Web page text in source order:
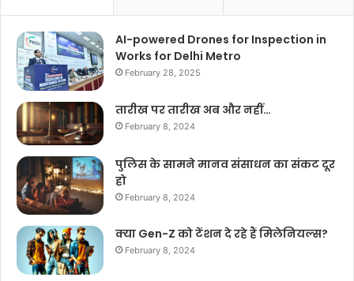
AI-powered Drones for Inspection in
Works for Delhi Metro
February 28, 2025
तारीख पर तारीख अब और नहीं…
February 8, 2024
पुलिस के सामने मानव संसाधन का संकट दूर
हो
February 8, 2024
क्या Gen-Z को टेंशन दे रहे हैं मिलेनियल्स?
February 8, 2024